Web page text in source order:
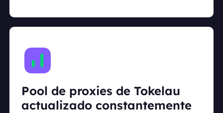
Pool de proxies de Tokelau
actualizado constantemente